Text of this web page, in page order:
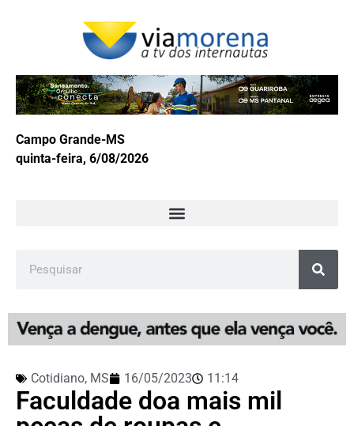
Campo Grande-MS
quinta-feira, 6/08/2026
Cotidiano, MS 16/05/2023 11:14
Faculdade doa mais mil